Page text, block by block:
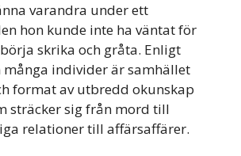
varandra under ett
hon kunde inte ha väntat för
skrika och gråta. Enligt
individer är samhället
format av utbredd okunskap
sträcker sig från mord till
relationer till affärsaffärer.